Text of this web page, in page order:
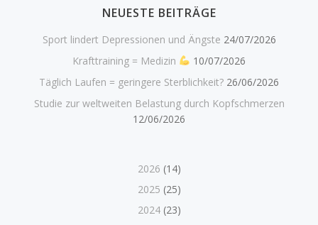
NEUESTE BEITRÄGE
Sport lindert Depressionen und Ängste 24/07/2026
Krafttraining = Medizin
10/07/2026
Täglich Laufen = geringere Sterblichkeit? 26/06/2026
Studie zur weltweiten Belastung durch Kopfschmerzen
12/06/2026
2026 (14)
2025 (25)
2024(23)